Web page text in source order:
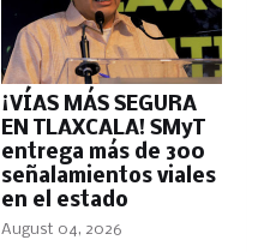
¡VÍAS MÁS SEGURA
EN TLAXCALA! SMyT
entrega más de 300
señalamientos viales
en el estado
August 04, 2026